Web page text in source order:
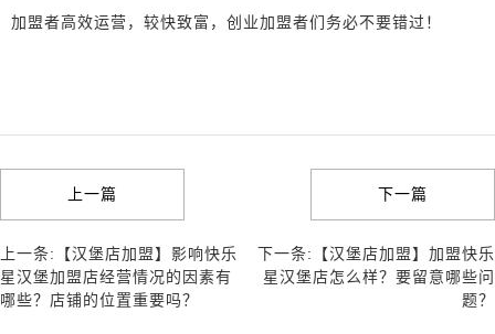
加盟者高效运营，较快致富，创业加盟者们务必不要错过！
上一篇
上一条:【汉堡店加盟】影响快乐
星汉堡加盟店经营情况的因素有
哪些？店铺的位置重要吗？
下一篇
下一条:【汉堡店加盟】加盟快乐
星汉堡店怎么样？要留意哪些问
题？